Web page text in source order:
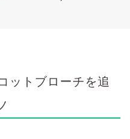
ットブローチを追